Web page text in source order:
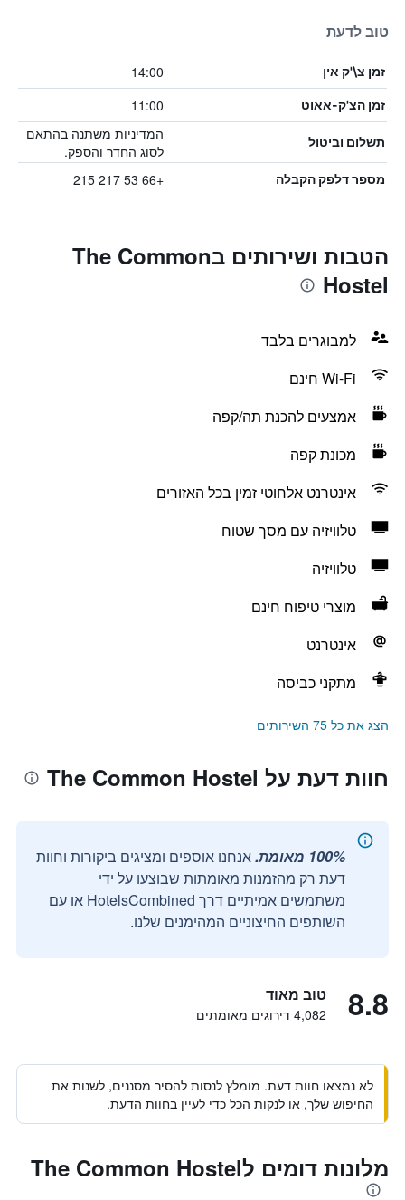
טוב לדעת
זמן צ\'ק אין 14:00
זמן הצ'ק-אאוט 11:00
תשלום וביטול
המדיניות משתנה בהתאם
לסוג החדר והספק.
מספר דלפק הקבלה +66 53 217 215
הטבות ושירותים בThe Common
Hostel
למבוגרים בלבד
Wi-Fi חינם
אמצעים להכנת תה/קפה
מכונת קפה
אינטרנט אלחוטי זמין בכל האזורים
טלוויזיה עם מסך שטוח
טלוויזיה
מוצרי טיפוח חינם
אינטרנט
מתקני כביסה
הצג את כל 75 השירותים
חוות דעת על The Common Hostel
100% מאומת.
אנחנו אוספים ומציגים ביקורות וחוות
דעת רק מהזמנות מאומתות שבוצעו על ידי
משתמשים אמיתיים דרך HotelsCombined או עם
השותפים החיצוניים המהימנים שלנו.
8.8 טוב מאוד
4,082 דירוגים מאומתים
לא נמצאו חוות דעת. מומלץ לנסות להסיר מסננים, לשנות את
החיפוש שלך, או לנקות הכל כדי לעיין בחוות הדעת.
מלונות דומים לThe Common Hostel